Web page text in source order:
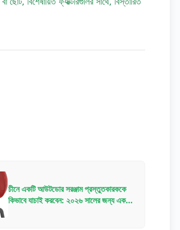
চীনে একটি আউটডোর সরঞ্জাম প্রস্তুতকারককে
কিভাবে যাচাই করবেন: ২০২৬ সালের জন্য একটি